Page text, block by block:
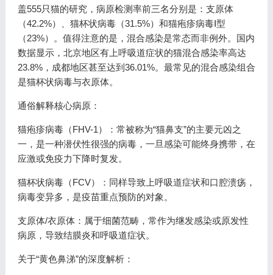
盖555只猫的研究，病原检测率前三名分别是：支原体
（42.2%）、猫杯状病毒（31.5%）和猫疱疹病毒Ⅰ型
（23%）。值得注意的是，混合感染是常态而非例外。国内
数据显示，北京地区有上呼吸道症状的猫混合感染率高达
23.8%，成都地区甚至达到36.01%。最常见的混合感染组合
是猫杯状病毒与衣原体。
通俗解释核心病原：
猫疱疹病毒（FHV-1）：常被称为“猫鼻支”的主要元凶之
一，是一种潜伏性很强的病毒，一旦感染可能终身携带，在
应激或免疫力下降时复发。
猫杯状病毒（FCV）：同样导致上呼吸道症状和口腔溃疡，
病毒变异多，是疫苗重点预防的对象。
支原体/衣原体：属于细菌范畴，常作为继发感染或原发性
病原，导致结膜炎和呼吸道症状。
关于“黄色鼻涕”的深度解析：